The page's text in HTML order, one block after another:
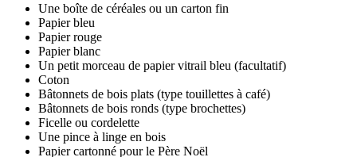
Une boîte de céréales ou un carton fin
Papier bleu
Papier rouge
Papier blanc
Un petit morceau de papier vitrail bleu (facultatif)
Coton
Bâtonnets de bois plats (type touillettes à café)
Bâtonnets de bois ronds (type brochettes)
Ficelle ou cordelette
Une pince à linge en bois
Papier cartonné pour le Père Noël